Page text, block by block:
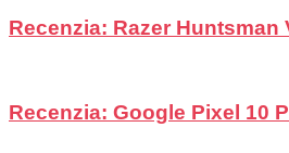
Recenzia: Razer Huntsman
Recenzia: Google Pixel 10